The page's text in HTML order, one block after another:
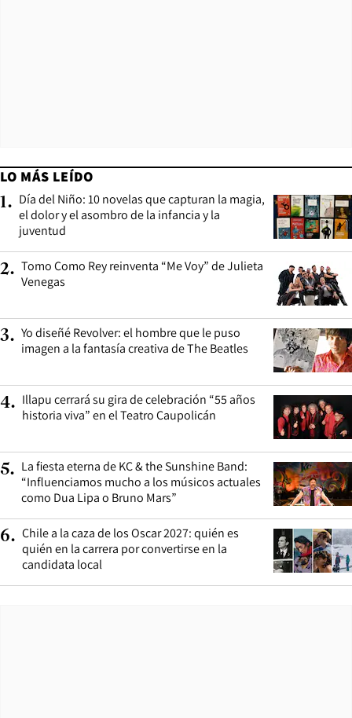
LO MÁS LEÍDO
1. Día del Niño: 10 novelas que capturan la magia,
el dolor y el asombro de la infancia y la
juventud
2. Tomo Como Rey reinventa “Me Voy” de Julieta
Venegas
3. Yo diseñé Revolver: el hombre que le puso
imagen a la fantasía creativa de The Beatles
4. Illapu cerrará su gira de celebración “55 años
historia viva” en el Teatro Caupolicán
5. La fiesta eterna de KC & the Sunshine Band:
“Influenciamos mucho a los músicos actuales
como Dua Lipa o Bruno Mars”
6. Chile a la caza de los Oscar 2027: quién es
quién en la carrera por convertirse en la
candidata local